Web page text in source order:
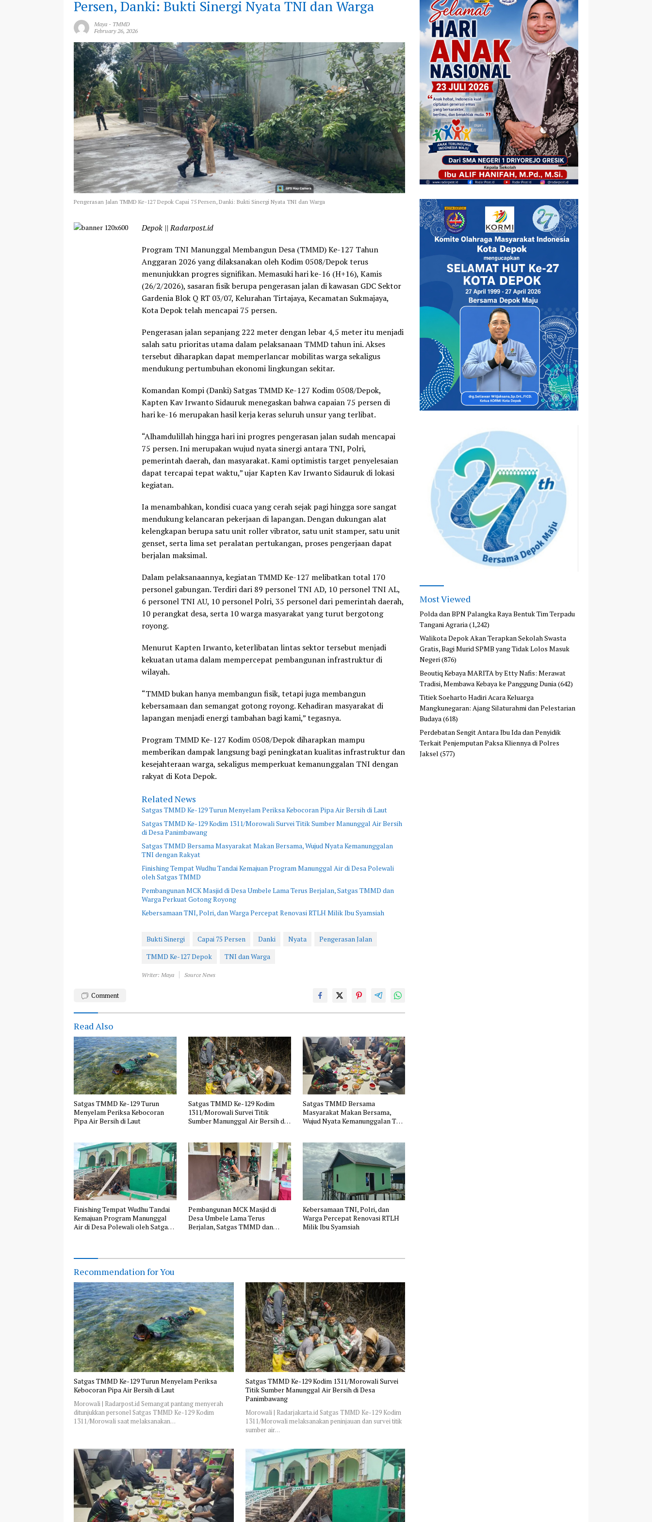
Persen, Danki: Bukti Sinergi Nyata TNI dan Warga
Maya - TMMD
February 26, 2026
Pengerasan Jalan TMMD Ke-127 Depok Capai 75 Persen, Danki: Bukti Sinergi Nyata TNI dan Warga
Depok || Radarpost.id
Program TNI Manunggal Membangun Desa (TMMD) Ke-127 Tahun
Anggaran 2026 yang dilaksanakan oleh Kodim 0508/Depok terus
menunjukkan progres signifikan. Memasuki hari ke-16 (H+16), Kamis
(26/2/2026), sasaran fisik berupa pengerasan jalan di kawasan GDC Sektor
Gardenia Blok Q RT 03/07, Kelurahan Tirtajaya, Kecamatan Sukmajaya,
Kota Depok telah mencapai 75 persen.
Pengerasan jalan sepanjang 222 meter dengan lebar 4,5 meter itu menjadi
salah satu prioritas utama dalam pelaksanaan TMMD tahun ini. Akses
tersebut diharapkan dapat memperlancar mobilitas warga sekaligus
mendukung pertumbuhan ekonomi lingkungan sekitar.
Komandan Kompi (Danki) Satgas TMMD Ke-127 Kodim 0508/Depok,
Kapten Kav Irwanto Sidauruk menegaskan bahwa capaian 75 persen di
hari ke-16 merupakan hasil kerja keras seluruh unsur yang terlibat.
“Alhamdulillah hingga hari ini progres pengerasan jalan sudah mencapai
75 persen. Ini merupakan wujud nyata sinergi antara TNI, Polri,
pemerintah daerah, dan masyarakat. Kami optimistis target penyelesaian
dapat tercapai tepat waktu,” ujar Kapten Kav Irwanto Sidauruk di lokasi
kegiatan.
Ia menambahkan, kondisi cuaca yang cerah sejak pagi hingga sore sangat
mendukung kelancaran pekerjaan di lapangan. Dengan dukungan alat
kelengkapan berupa satu unit roller vibrator, satu unit stamper, satu unit
genset, serta lima set peralatan pertukangan, proses pengerjaan dapat
berjalan maksimal.
Dalam pelaksanaannya, kegiatan TMMD Ke-127 melibatkan total 170
personel gabungan. Terdiri dari 89 personel TNI AD, 10 personel TNI AL,
6 personel TNI AU, 10 personel Polri, 35 personel dari pemerintah daerah,
10 perangkat desa, serta 10 warga masyarakat yang turut bergotong
royong.
Menurut Kapten Irwanto, keterlibatan lintas sektor tersebut menjadi
kekuatan utama dalam mempercepat pembangunan infrastruktur di
wilayah.
“TMMD bukan hanya membangun fisik, tetapi juga membangun
kebersamaan dan semangat gotong royong. Kehadiran masyarakat di
lapangan menjadi energi tambahan bagi kami,” tegasnya.
Program TMMD Ke-127 Kodim 0508/Depok diharapkan mampu
memberikan dampak langsung bagi peningkatan kualitas infrastruktur dan
kesejahteraan warga, sekaligus memperkuat kemanunggalan TNI dengan
rakyat di Kota Depok.
Related News
Satgas TMMD Ke-129 Turun Menyelam Periksa Kebocoran Pipa Air Bersih di Laut
Satgas TMMD Ke-129 Kodim 1311/Morowali Survei Titik Sumber Manunggal Air Bersih
di Desa Panimbawang
Satgas TMMD Bersama Masyarakat Makan Bersama, Wujud Nyata Kemanunggalan
TNI dengan Rakyat
Finishing Tempat Wudhu Tandai Kemajuan Program Manunggal Air di Desa Polewali
oleh Satgas TMMD
Pembangunan MCK Masjid di Desa Umbele Lama Terus Berjalan, Satgas TMMD dan
Warga Perkuat Gotong Royong
Kebersamaan TNI, Polri, dan Warga Percepat Renovasi RTLH Milik Ibu Syamsiah
Bukti Sinergi Capai 75 Persen Danki Nyata
Pengerasan Jalan
TMMD Ke-127 Depok
TNI dan Warga
Writer: Maya Source News
Comment
Read Also
Satgas TMMD Ke-129 Turun
Menyelam Periksa Kebocoran
Pipa Air Bersih di Laut
Satgas TMMD Ke-129 Kodim
1311/Morowali Survei Titik
Sumber Manunggal Air Bersih di
Satgas TMMD Bersama
Masyarakat Makan Bersama,
Wujud Nyata Kemanunggalan TNI
Finishing Tempat Wudhu Tandai
Kemajuan Program Manunggal
Air di Desa Polewali oleh Satgas
Pembangunan MCK Masjid di
Desa Umbele Lama Terus
Berjalan, Satgas TMMD dan
Kebersamaan TNI, Polri, dan
Warga Percepat Renovasi RTLH
Milik Ibu Syamsiah
Recommendation for You
Satgas TMMD Ke-129 Turun Menyelam Periksa
Kebocoran Pipa Air Bersih di Laut
Morowali | Radarpost.id Semangat pantang menyerah
ditunjukkan personel Satgas TMMD Ke-129 Kodim
1311/Morowali saat melaksanakan…
Satgas TMMD Ke-129 Kodim 1311/Morowali Survei
Titik Sumber Manunggal Air Bersih di Desa
Panimbawang
Morowali | Radarjakarta.id Satgas TMMD Ke-129 Kodim
1311/Morowali melaksanakan peninjauan dan survei titik
sumber air…
Most Viewed
Polda dan BPN Palangka Raya Bentuk Tim Terpadu
Tangani Agraria(1,242)
Walikota Depok Akan Terapkan Sekolah Swasta
Gratis, Bagi Murid SPMB yang Tidak Lolos Masuk
Negeri(876)
Beoutiq Kebaya MARITA by Etty Nafis: Merawat
Tradisi, Membawa Kebaya ke Panggung Dunia(642)
Titiek Soeharto Hadiri Acara Keluarga
Mangkunegaran: Ajang Silaturahmi dan Pelestarian
Budaya(618)
Perdebatan Sengit Antara Ibu Ida dan Penyidik
Terkait Penjemputan Paksa Kliennya di Polres
Jaksel (577)